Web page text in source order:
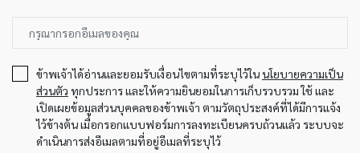
ข้าพเจ้าได้อ่านและยอมรับเงื่อนไขตามที่ระบุไว้ในนโยบายความเป็น
ส่วนตัว ทุกประการ และให้ความยินยอมในการเก็บรวบรวม ใช้ และ
เปิดเผยข้อมูลส่วนบุคคลของข้าพเจ้า ตามวัตถุประสงค์ที่ได้มีการแจ้ง
ไว้ข้างต้น เมื่อกรอกแบบฟอร์มการลงทะเบียนครบถ้วนแล้ว ระบบจะ
ดำเนินการส่งอีเมลตามที่อยู่อีเมลที่ระบุไว้